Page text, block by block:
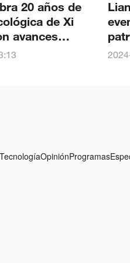
20 años de
de Xi
avances
ambiente
TecnologíaOpiniónProgramas